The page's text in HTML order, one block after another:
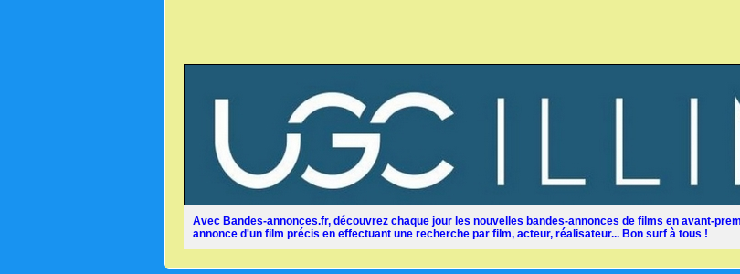
Avec Bandes-annonces.fr, découvrez chaque jour les nouvelles bandes-annonces de films en avant-
annonce d'un film précis en effectuant une recherche par film, acteur, réalisateur... Bon surf à tous !